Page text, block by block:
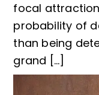
focal
probability of
than being
grand […]